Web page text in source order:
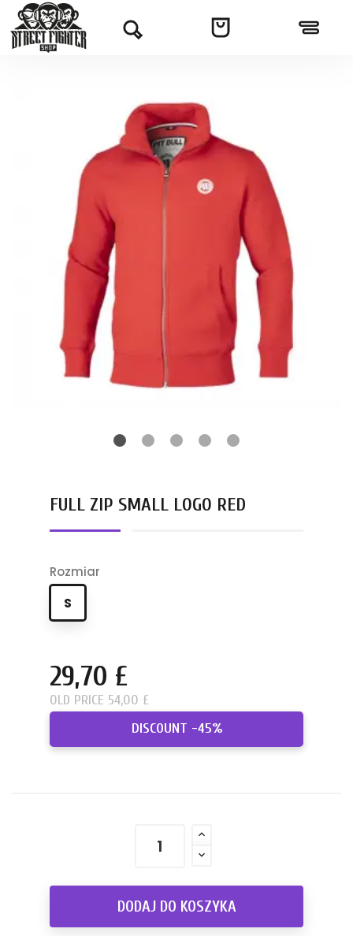
FULL ZIP SMALL LOGO RED
Rozmiar
S
29,70 £
OLD PRICE 54,00 £
DISCOUNT -45%
DODAJ DO KOSZYKA